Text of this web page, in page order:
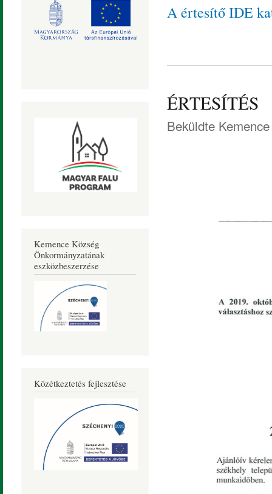
Kemence Község
Önkormányzatának
eszközbeszerzése
Közétkeztetés fejlesztése
A értesítő IDE
ÉRTESÍTÉS
Beküldte